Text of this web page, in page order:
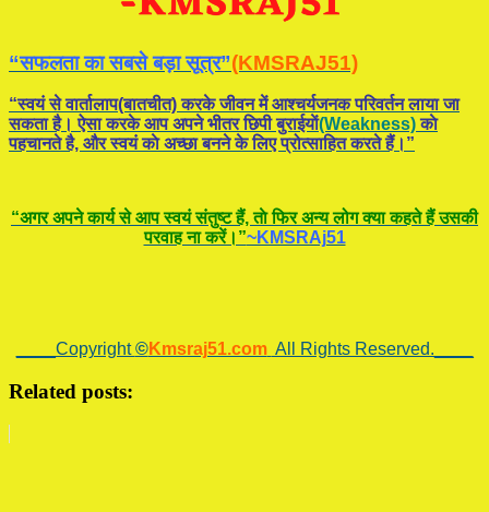
“सफलता का सबसे बड़ा सूत्र”(KMSRAJ51)
“स्वयं से वार्तालाप(बातचीत) करके जीवन में आश्चर्यजनक परिवर्तन लाया जा
सकता है। ऐसा करके आप अपने भीतर छिपी बुराईयाें(Weakness)काे
पहचानते है, और स्वयं काे अच्छा बनने के लिए प्रोत्साहित करते हैं।”
“अगर अपने कार्य से आप स्वयं संतुष्ट हैं, ताे फिर अन्य लोग क्या कहते हैं उसकी
परवाह ना करें।”~KMSRAj51
____Copyright©Kmsraj51.com All Rights Reserved.____
Related posts: